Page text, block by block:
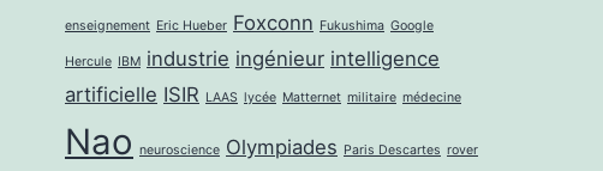
enseignement Eric Hueber Foxconn Fukushima Google
Hercule IBM industrie ingénieur intelligence
artificielle ISIR LAAS lycée Matternet militaire médecine
Nao neuroscience Olympiades Paris Descartes rover